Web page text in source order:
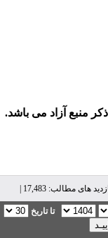
منبع آزاد می باشد.
تا تاریخ